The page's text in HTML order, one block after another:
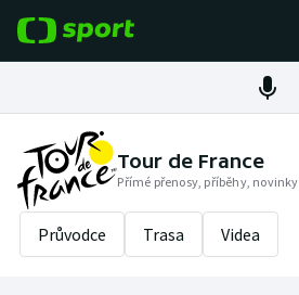
Fotbal
Hokej
Tenis
Tour de France
Přímé přenosy, příběhy, novinky
Průvodce Trasa Videa